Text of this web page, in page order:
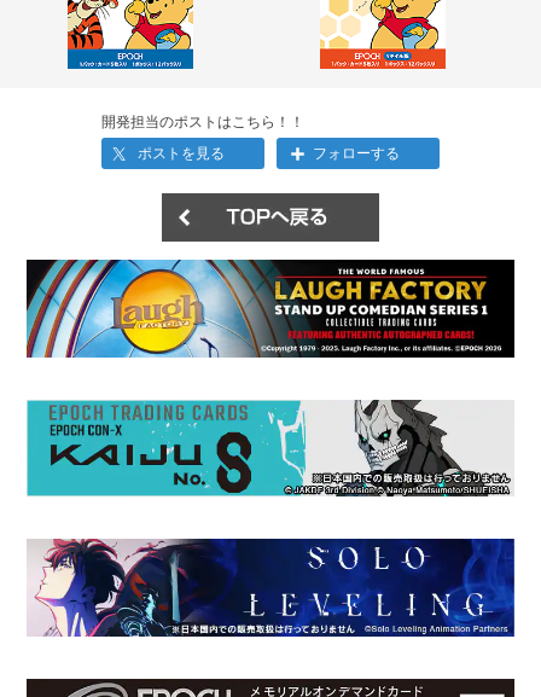
開発担当のポストはこちら！！
ポストを見る
フォローする